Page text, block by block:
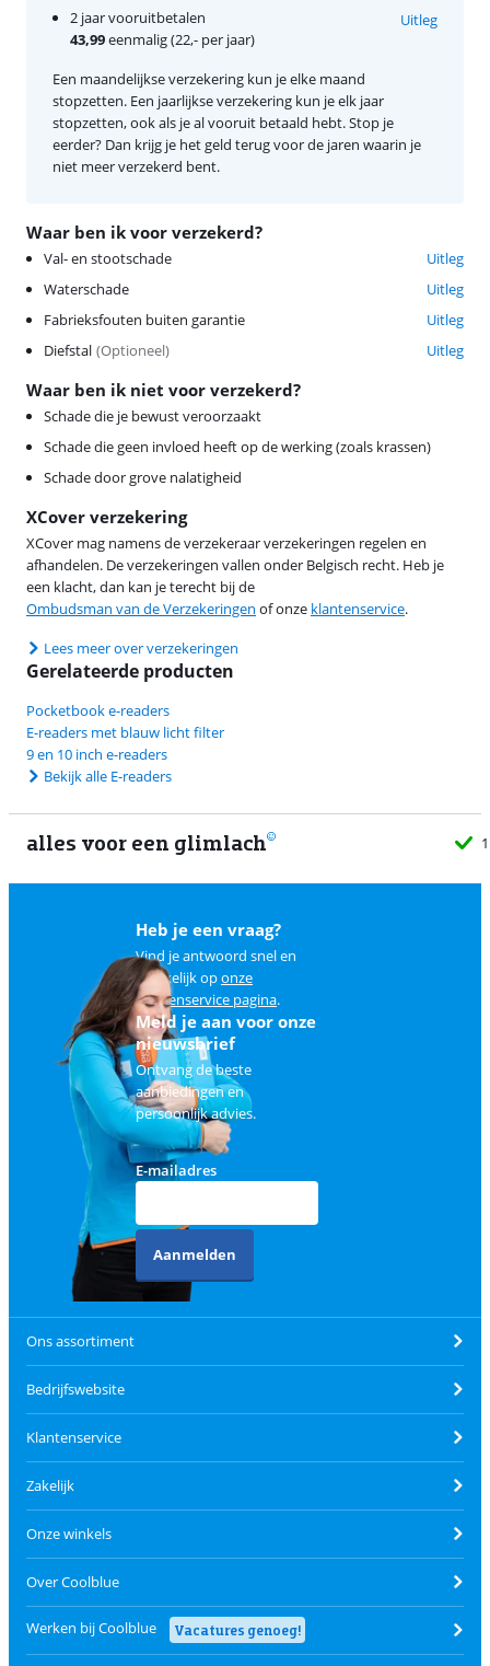
Waar ben ik voor verzekerd?
Val- en stootschade
Uitleg
Waterschade
Uitleg
Fabrieksfouten buiten garantie
Uitleg
Diefstal (Optioneel) Uitleg
Waar ben ik niet voor verzekerd?
Schade die je bewust veroorzaakt
Schade die geen invloed heeft op de werking (zoals krassen)
Schade door grove nalatigheid
XCover verzekering
XCover mag namens de verzekeraar verzekeringen regelen en
afhandelen. De verzekeringen vallen onder Belgisch recht. Heb je
een klacht, dan kan je terecht bij de
Ombudsman van de Verzekeringen of onze klantenservice.
Lees meer over verzekeringen
2 jaar vooruitbetalen
43,99eenmalig (22,- per jaar)
Uitleg
Een maandelijkse verzekering kun je elke maand
stopzetten. Een jaarlijkse verzekering kun je elk jaar
stopzetten, ook als je al vooruit betaald hebt. Stop je
eerder? Dan krijg je het geld terug voor de jaren waarin je
niet meer verzekerd bent.
Gerelateerde producten
Pocketbook e-readers
E-readers met blauw licht filter
9 en 10 inch e-readers
Bekijk alle E-readers
alles voor een glimlach
Heb je een vraag?
Vind je antwoord snel en
makkelijk oponze
klantenservice pagina.
Meld je aan voor onze
nieuwsbrief
Ontvang de beste
aanbiedingen en
persoonlijk advies.
E-mailadres
Aanmelden
Ons assortiment
Bedrijfswebsite
Klantenservice
Zakelijk
Onze winkels
Over Coolblue
Werken bij Coolblue Vacatures genoeg!